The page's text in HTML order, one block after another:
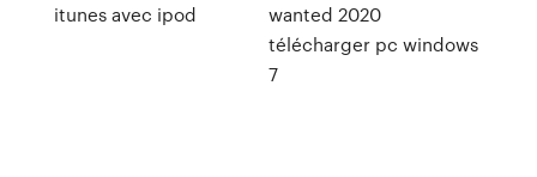
itunes avec ipod
wanted 2020
télécharger pc windows
7